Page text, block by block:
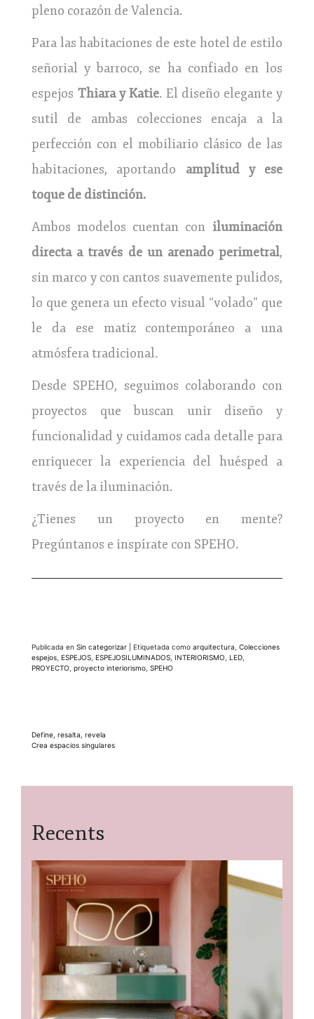
pleno corazón de Valencia.
Para las habitaciones de este hotel de estilo
señorial y barroco, se ha confiado en los
espejos Thiara y Katie. El diseño elegante y
sutil de ambas colecciones encaja a la
perfección con el mobiliario clásico de las
habitaciones, aportando amplitud y ese
toque de distinción.
Ambos modelos cuentan con iluminación
directa a través de un arenado perimetral,
sin marco y con cantos suavemente pulidos,
lo que genera un efecto visual “volado” que
le da ese matiz contemporáneo a una
atmósfera tradicional.
Desde SPEHO, seguimos colaborando con
proyectos que buscan unir diseño y
funcionalidad y cuidamos cada detalle para
enriquecer la experiencia del huésped a
través de la iluminación.
¿Tienes un proyecto en mente?
Pregúntanos e inspírate con SPEHO.
Publicada en Sin categorizar Etiquetada como arquitectura Colecciones
espejos ESPEJOS ESPEJOSILUMINADOS INTERIORISMO LED
PROYECTO proyecto interiorismo SPEHO
Navegación
de
Define, resalta, revela
Crea espacios singulares
Recents